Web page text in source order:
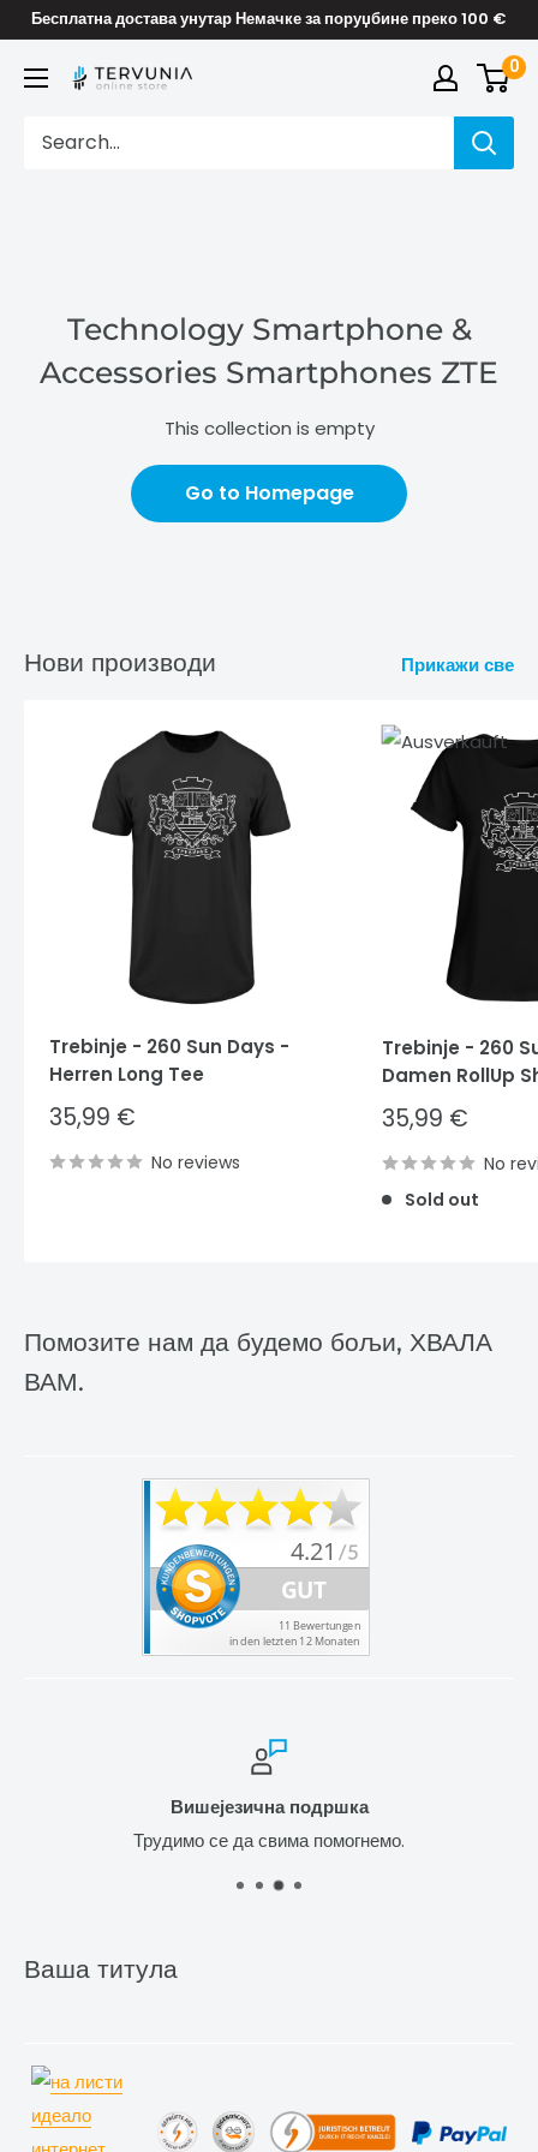
Skip
content
Бесплатна достава унутар Немачке за поруџбине преко 100 €
TERVUNIA
Stores
0
Technology Smartphone &
Accessories Smartphones ZTE
This collection is empty
Go to Homepage
Нови производи Прикажи све
Trebinje - 260 Sun Days -
Herren Long Tee
Sale
price
35,99 €
No reviews
Trebinje - 260
Damen RollUp
Sale
price
35,99 €
No
Sold out
Помозите нам да будемо бољи, ХВАЛА
ВАМ.
Вишејезична подршка
Трудимо се да свима помогнемо.
Ваша титула